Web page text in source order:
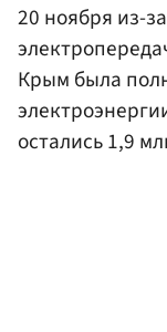
20 ноября из-
Крым была
остались 1,9